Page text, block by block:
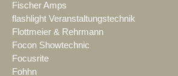
Fischer Amps
flashlight Veranstaltungstechnik
Flottmeier & Rehrmann
Focon Showtechnic
Focusrite
Fohhn